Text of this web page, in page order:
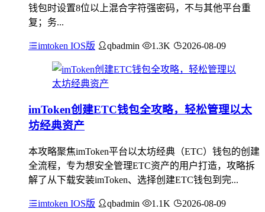
钱包时设置8位以上混合字符强密码，不与其他平台重
复；务...
imtoken IOS版 qbadmin 1.3K 2026-08-09
imToken创建ETC钱包全攻略，轻松管理以太
坊经典资产
本攻略聚焦imToken平台以太坊经典（ETC）钱包的创建
全流程，专为想安全管理ETC资产的用户打造，攻略拆
解了从下载安装imToken、选择创建ETC钱包到完...
imtoken IOS版 qbadmin 1.1K 2026-08-09